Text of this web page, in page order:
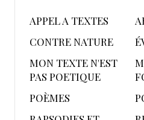
APPEL A TEXTES
CONTRE NATURE
MON TEXTE N'EST
PAS POETIQUE
POÈMES